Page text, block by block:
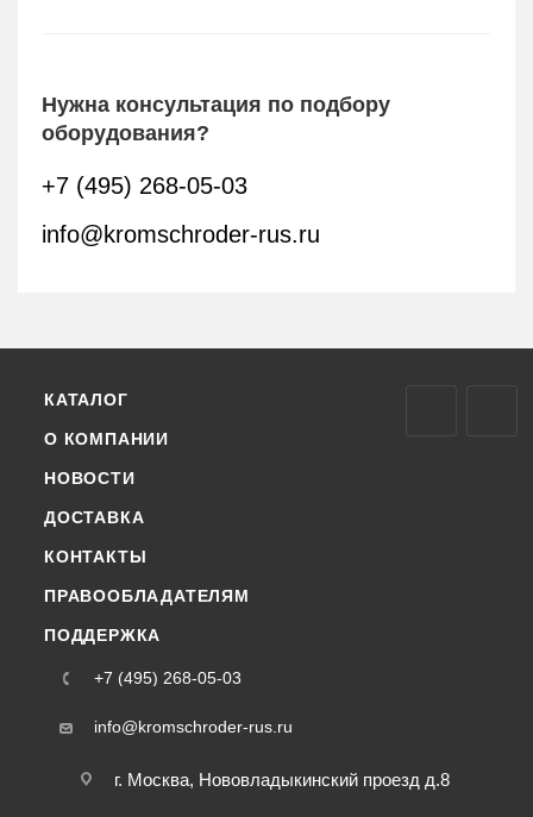
Нужна консультация по подбору
оборудования?
+7 (495) 268-05-03
info@kromschroder-rus.ru
КАТАЛОГ
О КОМПАНИИ
НОВОСТИ
ДОСТАВКА
КОНТАКТЫ
ПРАВООБЛАДАТЕЛЯМ
ПОДДЕРЖКА
+7 (495) 268-05-03
info@kromschroder-rus.ru
г. Москва, Нововладыкинский проезд д.8